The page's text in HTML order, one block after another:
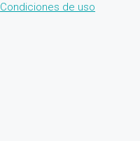
Condiciones de uso